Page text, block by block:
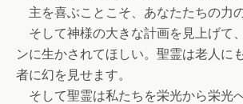
主を喜ぶことこそ、あなたたちの力の
そして神様の大きな計画を見上げて
ンに生かされてほしい。聖霊は老人に
者に幻を見せます。
そして聖霊は私たちを栄光から栄光